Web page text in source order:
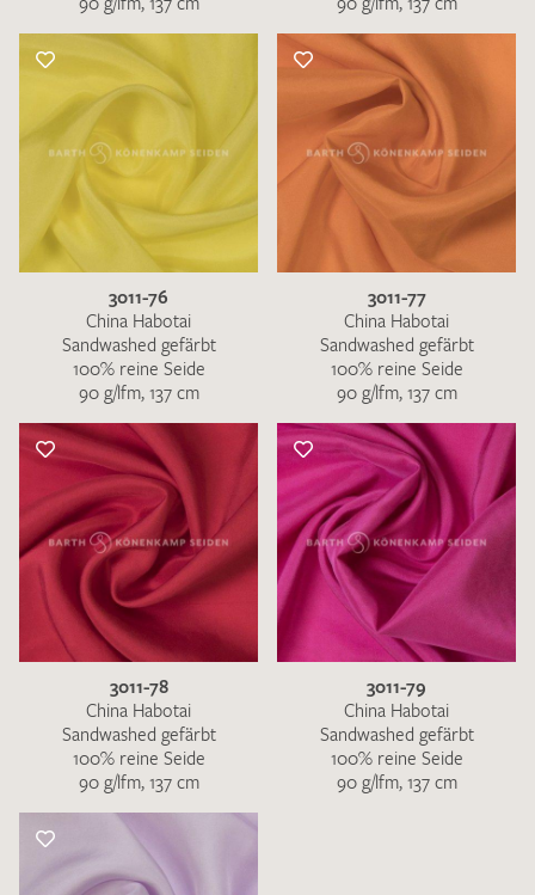
3011-76
China Habotai
Sandwashed gefärbt
100% reine Seide
90 g/lfm, 137 cm
3011-77
China Habotai
Sandwashed gefärbt
100% reine Seide
90 g/lfm, 137 cm
3011-78
China Habotai
Sandwashed gefärbt
100% reine Seide
90 g/lfm, 137 cm
3011-79
China Habotai
Sandwashed gefärbt
100% reine Seide
90 g/lfm, 137 cm